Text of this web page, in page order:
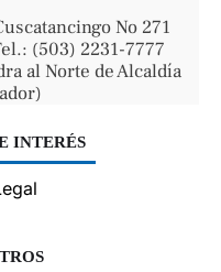
No 271
(503) 2231-7777
al Norte de Alcaldía
INTERÉS